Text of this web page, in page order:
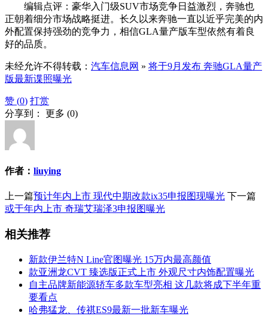
编辑点评：豪华入门级SUV市场竞争日益激烈，奔驰也
正朝着细分市场战略挺进。长久以来奔驰一直以近乎完美的内
外配置保持强劲的竞争力，相信GLA量产版车型依然有着良
好的品质。
未经允许不得转载： 汽车信息网 » 将于9月发布 奔驰GLA量产
版最新谍照曝光
赞 (0) 打赏
分享到： 更多 (0)
作者： liuying
上一篇预计年内上市 现代中期改款ix35申报图现曝光 下一篇
或于年内上市 奇瑞艾瑞泽3申报图曝光
相关推荐
新款伊兰特N Line官图曝光 15万内最高颜值
款亚洲龙CVT 臻选版正式上市 外观尺寸内饰配置曝光
自主品牌新能源轿车多款车型亮相 这几款将成下半年重
要看点
哈弗猛龙、传祺ES9最新一批新车曝光